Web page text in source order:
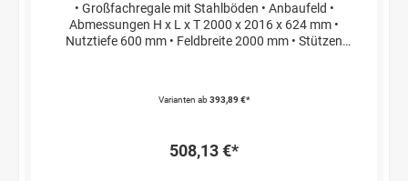
Anbaufeld: 1512 mm;2016 mm | Länge Grundfeld:1562 mm;2066 mm
Nutztiefe:600 mm | Regalhöhe:2000 mm | Regallänge:2016 mm | Regaltiefe:
mm
| Tiefe: 624 mm | Traversenlänge: 2000 mm | verfahrbar:Nein
• Großfachregale mit Stahlböden • Anbaufeld •
Abmessungen H x L x T 2000 x 2016 x 624 mm •
Nutztiefe 600 mm • Feldbreite 2000 mm • Stützen
Varianten ab393,89 €*
508,13 €*